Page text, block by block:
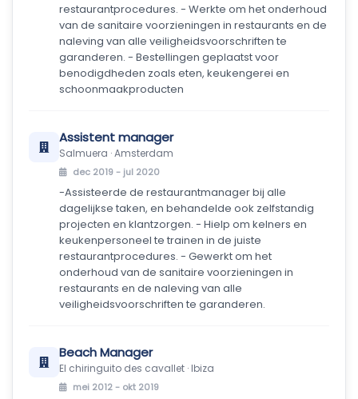
restaurantprocedures. - Werkte om het onderhoud
van de sanitaire voorzieningen in restaurants en de
naleving van alle veiligheidsvoorschriften te
garanderen. - Bestellingen geplaatst voor
benodigdheden zoals eten, keukengerei en
schoonmaakproducten
Assistent manager
Salmuera · Amsterdam
dec 2019 - jul 2020
-Assisteerde de restaurantmanager bij alle
dagelijkse taken, en behandelde ook zelfstandig
projecten en klantzorgen. - Hielp om kelners en
keukenpersoneel te trainen in de juiste
restaurantprocedures. - Gewerkt om het
onderhoud van de sanitaire voorzieningen in
restaurants en de naleving van alle
veiligheidsvoorschriften te garanderen.
Beach Manager
El chiringuito des cavallet · Ibiza
mei 2012 - okt 2019